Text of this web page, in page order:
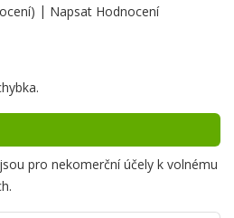
| Napsat Hodnocení
pro nekomerční účely k volnému